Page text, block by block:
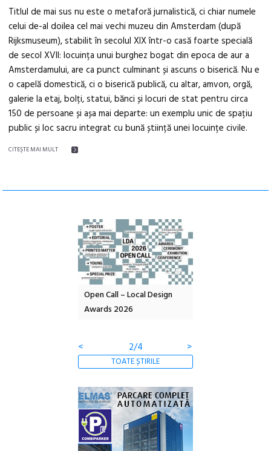
Titlul de mai sus nu este o metaforă jurnalistică, ci chiar numele
celui de-al doilea cel mai vechi muzeu din Amsterdam (după
Rijksmuseum), stabilit în secolul XIX într-o casă foarte specială
de secol XVII: locuința unui burghez bogat din epoca de aur a
Amsterdamului, are ca punct culminant și ascuns o biserică. Nu e
o capelă domestică, ci o biserică publică, cu altar, amvon, orgă,
galerie la etaj, bolți, statui, bănci și locuri de stat pentru circa
150 de persoane și așa mai departe: un exemplu unic de spațiu
public și loc sacru integrat cu bună știință unei locuințe civile.
CITEŞTE MAI MULT
Open Call – Local Design
Awards 2026
<
2/4 >
TOATE ȘTIRILE